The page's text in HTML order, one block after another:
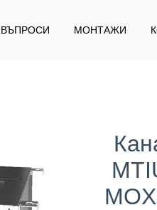
ВЪПРОСИ МОНТАЖИ